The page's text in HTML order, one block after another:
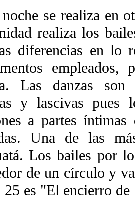
se realiza en
realiza los
diferencias en lo
Las danzas son
y lascivas pues
a partes
Una de las
Los bailes por
de un círculo y
es "El encierro de